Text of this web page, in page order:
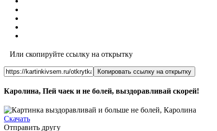
Или скопируйте ссылку на открытку
Копировать ссылку на открытку
Каролина, Пей чаек и не болей, выздоравливай скорей!
Скачать
Отправить другу